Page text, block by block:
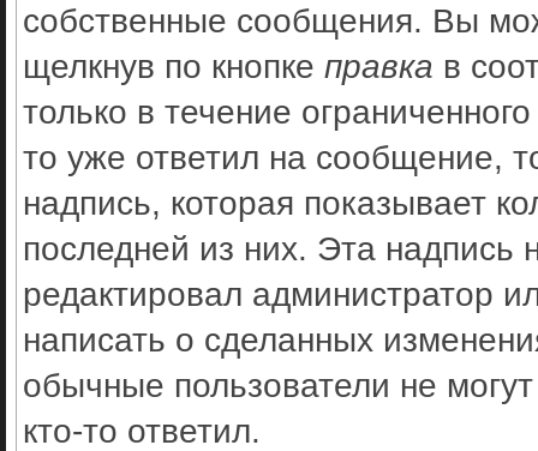
собственные сообщения. Вы
щелкнув по кнопке правка в
только в течение
то уже ответил на сообщение,
надпись, которая показывает
последней из них. Эта надпись
редактировал администратор
написать о сделанных
обычные пользователи не
кто-то ответил.